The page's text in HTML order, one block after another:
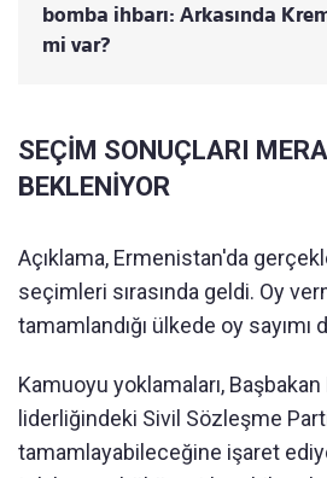
bomba ihbarı: Arkasında
mi var?
SEÇİM SONUÇLARI
BEKLENİYOR
Açıklama, Ermenistan'da
seçimleri sırasında geldi. Oy
tamamlandığı ülkede oy sayımı
Kamuoyu yoklamaları,
liderliğindeki Sivil Sözleşme
tamamlayabileceğine işaret